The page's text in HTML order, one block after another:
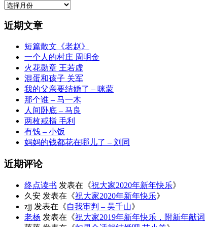
归
近期文章
短篇散文《老赵》
一个人的村庄 周明金
火花勋章 王若虚
混蛋和孩子 关军
我的父亲要结婚了 – 咪蒙
那个谁 – 马一木
人间卧底 – 马良
两枚戒指 毛利
有钱 – 小饭
妈妈的钱都花在哪儿了 – 刘同
近期评论
终点读书 发表在《祝大家2020年新年快乐》
久安 发表在《祝大家2020年新年快乐》
zjj 发表在《自我审判 – 吴千山》
老杨 发表在《祝大家2019年新年快乐，附新年献词